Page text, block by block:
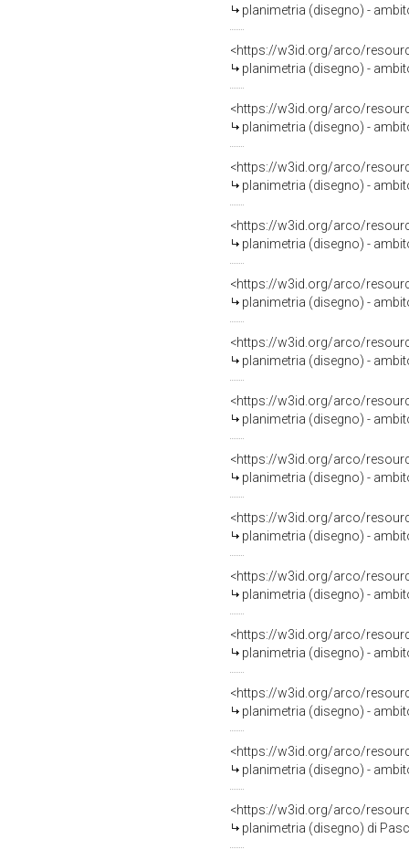
planimetria (disegno) -
<https://w3id.org/arco/
planimetria (disegno) -
<https://w3id.org/arco/
planimetria (disegno) -
<https://w3id.org/arco/
planimetria (disegno) -
<https://w3id.org/arco/
planimetria (disegno) -
<https://w3id.org/arco/
planimetria (disegno) -
<https://w3id.org/arco/
planimetria (disegno) -
<https://w3id.org/arco/
planimetria (disegno) -
<https://w3id.org/arco/
planimetria (disegno) -
<https://w3id.org/arco/
planimetria (disegno) -
<https://w3id.org/arco/
planimetria (disegno) -
<https://w3id.org/arco/
planimetria (disegno) -
<https://w3id.org/arco/
planimetria (disegno) -
<https://w3id.org/arco/
planimetria (disegno) -
<https://w3id.org/arco/
planimetria (disegno) di